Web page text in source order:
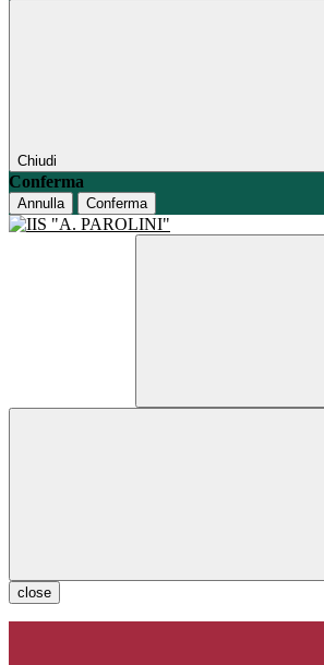
Chiudi
Conferma
Annulla Conferma
close